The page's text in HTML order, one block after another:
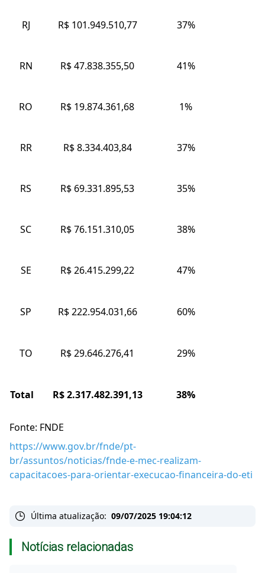
RJ R$ 101.949.510,77 37%
RN R$ 47.838.355,50 41%
RO R$ 19.874.361,68 1%
RR R$ 8.334.403,84 37%
RS R$ 69.331.895,53 35%
SC R$ 76.151.310,05 38%
SE R$ 26.415.299,22 47%
SP R$ 222.954.031,66 60%
TO R$ 29.646.276,41 29%
Total R$ 2.317.482.391,13 38%
Fonte: FNDE
https://www.gov.br/fnde/pt-
br/assuntos/noticias/fnde-e-mec-realizam-
capacitacoes-para-orientar-execucao-financeira-do-eti
Última atualização: 09/07/2025 19:04:12
Notícias relacionadas